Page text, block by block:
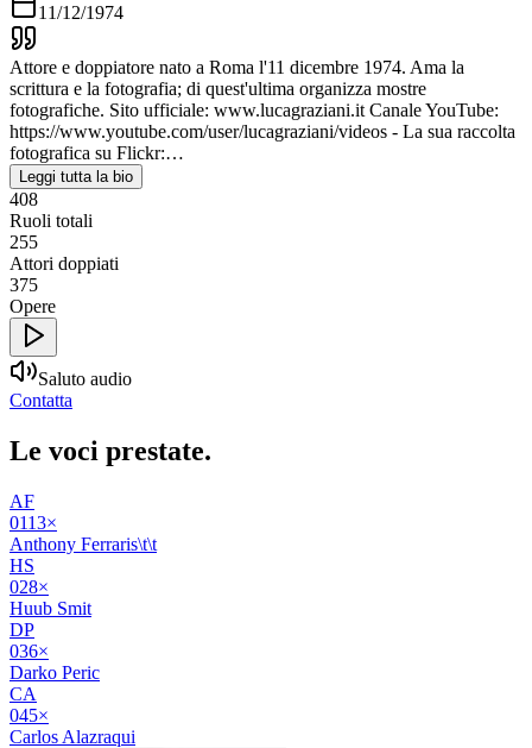
11/12/1974
Attore e doppiatore nato a Roma l'11 dicembre 1974. Ama la
scrittura e la fotografia; di quest'ultima organizza mostre
fotografiche. Sito ufficiale: www.lucagraziani.it Canale YouTube:
https://www.youtube.com/user/lucagraziani/videos - La sua raccolta
fotografica su Flickr:…
Leggi tutta la bio
408
Ruoli totali
255
Attori doppiati
375
Opere
Saluto audio
Contatta
Le voci prestate.
AF
0113×
Anthony Ferraris\t\t
HS
028×
Huub Smit
DP
036×
Darko Peric
CA
045×
Carlos Alazraqui